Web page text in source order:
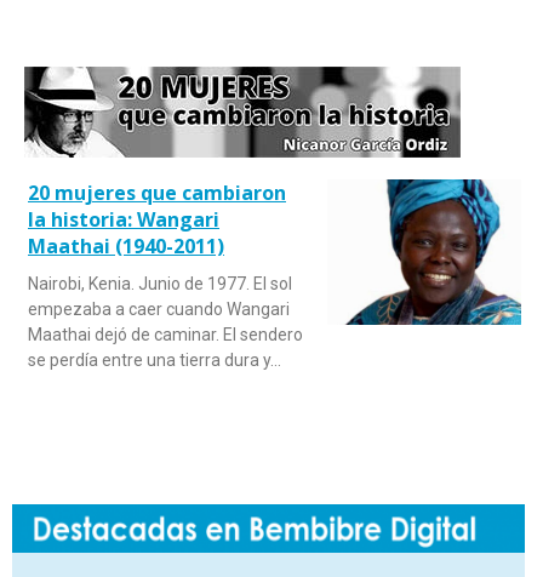
20 mujeres que cambiaron
la historia: Wangari
Maathai (1940-2011)
Nairobi, Kenia. Junio de 1977. El sol
empezaba a caer cuando Wangari
Maathai dejó de caminar. El sendero
se perdía entre una tierra dura y…